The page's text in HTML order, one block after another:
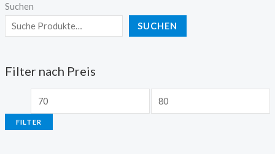
Suchen
SUCHEN
Filter nach Preis
FILTER